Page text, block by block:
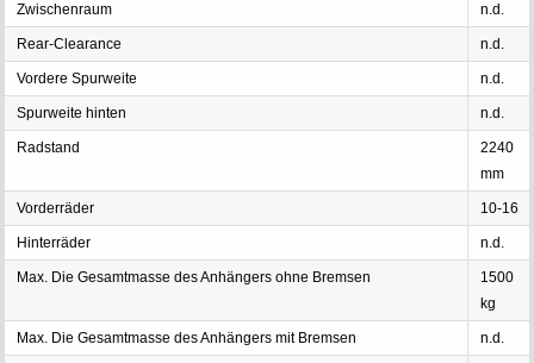
Zwischenraum n.d.
Rear-Clearance n.d.
Vordere Spurweite n.d.
Spurweite hinten n.d.
Radstand
2240
mm
Vorderräder 10-16
Hinterräder n.d.
Max. Die Gesamtmasse des Anhängers ohne Bremsen
1500
kg
Max. Die Gesamtmasse des Anhängers mit Bremsen n.d.